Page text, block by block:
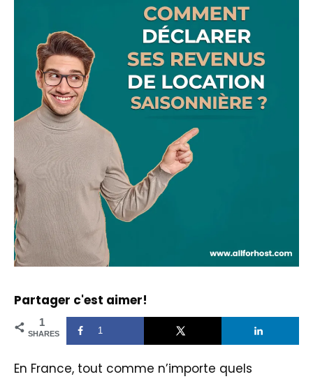
Partager c'est aimer!
1
SHARES 1
En France, tout comme n’importe quels